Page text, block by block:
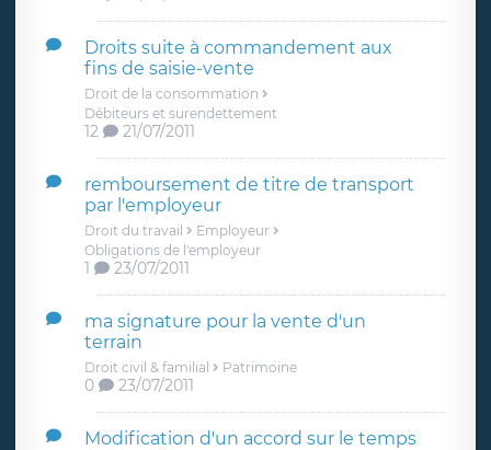
Droits suite à commandement aux
fins de saisie-vente
Droit de la consommation
Débiteurs et surendettement
12 21/07/2011
remboursement de titre de transport
par l'employeur
Droit du travail
Employeur
Obligations de l'employeur
1 23/07/2011
ma signature pour la vente d'un
terrain
Droit civil & familial Patrimoine
0 23/07/2011
Modification d'un accord sur le temps